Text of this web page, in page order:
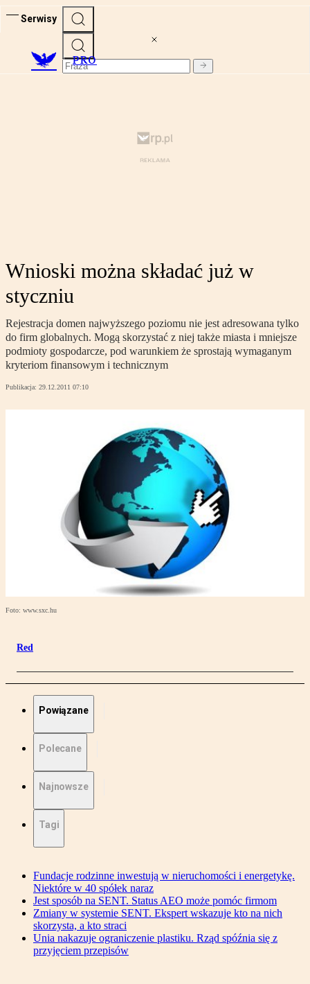
Serwisy
PRO
Wnioski można składać już w
styczniu
Rejestracja domen najwyższego poziomu nie jest adresowana tylko
do firm globalnych. Mogą skorzystać z niej także miasta i mniejsze
podmioty gospodarcze, pod warunkiem że sprostają wymaganym
kryteriom finansowym i technicznym
Publikacja: 29.12.2011 07:10
Foto: www.sxc.hu
Red
Powiązane
Polecane
Najnowsze
Tagi
Fundacje rodzinne inwestują w nieruchomości i energetykę.
Niektóre w 40 spółek naraz
Jest sposób na SENT. Status AEO może pomóc firmom
Zmiany w systemie SENT. Ekspert wskazuje kto na nich
skorzysta, a kto straci
Unia nakazuje ograniczenie plastiku. Rząd spóźnia się z
przyjęciem przepisów